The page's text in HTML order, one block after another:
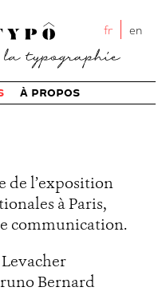
fr en
À PROPOS
de l’exposition
à Paris,
communication.
Bernard